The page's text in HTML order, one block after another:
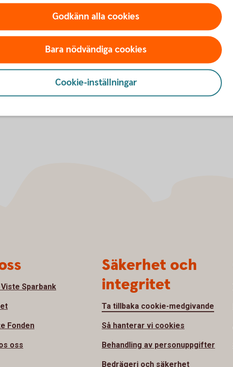
godkänna cookies för Funktioner, prestanda och statistik.
Godkänn alla cookies
Bara nödvändiga cookies
Cookie-inställningar
Sparbank
Fonden
oss
Säkerhet och
integritet
Ta tillbaka cookie-medgivande
Så hanterar vi cookies
Behandling av personuppgifter
Bedrägeri och säkerhet